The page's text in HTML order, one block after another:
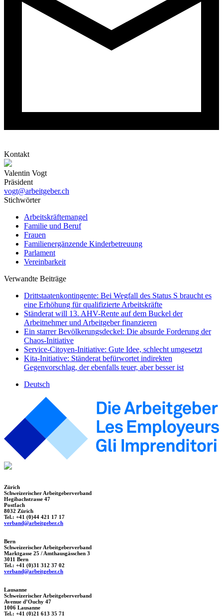
Kontakt
Valentin Vogt
Präsident
vogt@arbeitgeber.ch
Stichwörter
Arbeitskräftemangel
Familie und Beruf
Frauen
Familienergänzende Kinderbetreuung
Parlament
Vereinbarkeit
Verwandte Beiträge
Drittstaatenkontingente: Bei Wegfall des Status S braucht es
eine Erhöhung für qualifizierte Arbeitskräfte
Ständerat will 13. AHV-Rente auf dem Buckel der
Arbeitnehmer und Arbeitgeber finanzieren
Ein starrer Bevölkerungsdeckel: Die absurde Forderung der
Chaos-Initiative
Service-Citoyen-Initiative: Gute Idee, schlecht umgesetzt
Kita-Initiative: Ständerat befürwortet indirekten
Gegenvorschlag, der ebenfalls teuer, aber besser ist
Deutsch
Zürich
Schweizerischer Arbeitgeberverband
Hegibachstrasse 47
Postfach
8032 Zürich
Tel.: +41 (0)44 421 17 17
verband@arbeitgeber.ch
Bern
Schweizerischer Arbeitgeberverband
Marktgasse 25 / Amthausgässchen 3
3011 Bern
Tel.: +41 (0)31 312 37 02
verband@arbeitgeber.ch
Lausanne
Schweizerischer Arbeitgeberverband
Avenue d’Ouchy 47
1006 Lausanne
Tel.: +41 (0)21 613 35 71